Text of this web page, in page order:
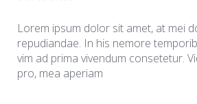
Lorem ipsum dolor sit amet, at mei
repudiandae. In his nemore
vim ad prima vivendum consetetur.
pro, mea aperiam